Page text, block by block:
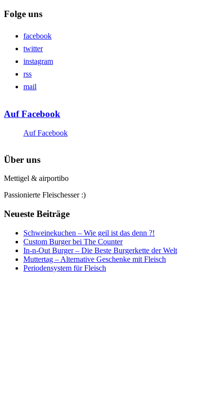
Folge uns
facebook
twitter
instagram
rss
mail
Auf Facebook
Auf Facebook
Über uns
Mettigel & airportibo
Passionierte Fleischesser :)
Neueste Beiträge
Schweinekuchen – Wie geil ist das denn ?!
Custom Burger bei The Counter
In-n-Out Burger – Die Beste Burgerkette der Welt
Muttertag – Alternative Geschenke mit Fleisch
Periodensystem für Fleisch